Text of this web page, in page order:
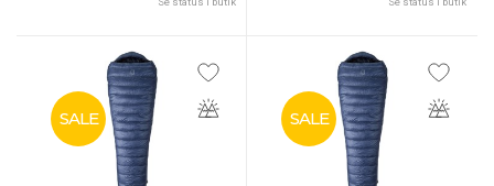
SALE SALE